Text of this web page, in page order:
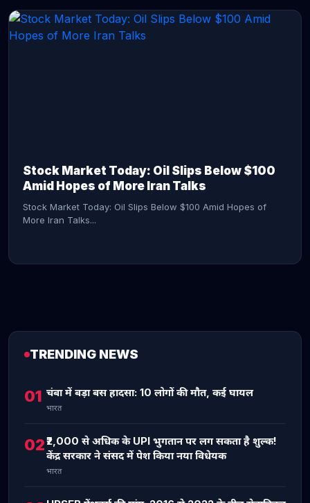
Stock Market Today: Oil Slips Below $100
Amid Hopes of More Iran Talks
Stock Market Today: Oil Slips Below $100 Amid Hopes of
More Iran Talks...
TRENDING NEWS
01 चंबा में बड़ा बस हादसा: 10 लोगों की मौत, कई घायल
भारत
02₹2,000 से अधिक के UPI भुगतान पर लग सकता है शुल्क!
केंद्र सरकार ने संसद में पेश किया नया विधेयक
भारत